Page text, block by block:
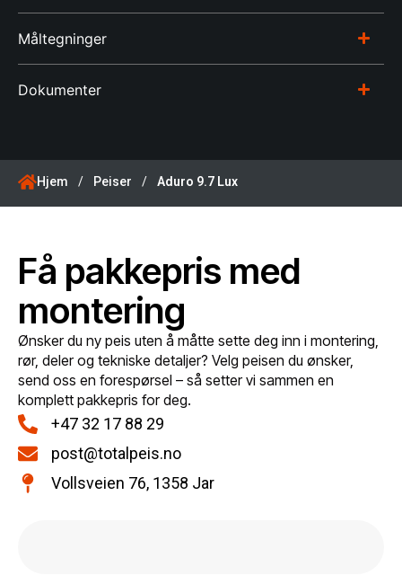
Måltegninger
Dokumenter
Hjem / Peiser / Aduro 9.7 Lux
Få pakkepris med
montering
Ønsker du ny peis uten å måtte sette deg inn i montering,
rør, deler og tekniske detaljer? Velg peisen du ønsker,
send oss en forespørsel – så setter vi sammen en
komplett pakkepris for deg.
+47 32 17 88 29
post@totalpeis.no
Vollsveien 76, 1358 Jar